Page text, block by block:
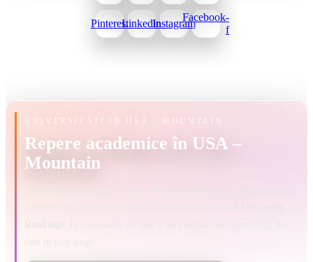
PinterestLinkedinInstagram
Facebook-
f
UNIVERSITĂȚI ÎN USA – MOUNTAIN
Repere academice în USA –
Mountain